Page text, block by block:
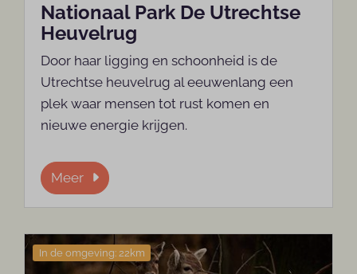
Nationaal Park De Utrechtse
Heuvelrug
Door haar ligging en schoonheid is de
Utrechtse heuvelrug al eeuwenlang een
plek waar mensen tot rust komen en
nieuwe energie krijgen.
Meer
In de omgeving: 22km